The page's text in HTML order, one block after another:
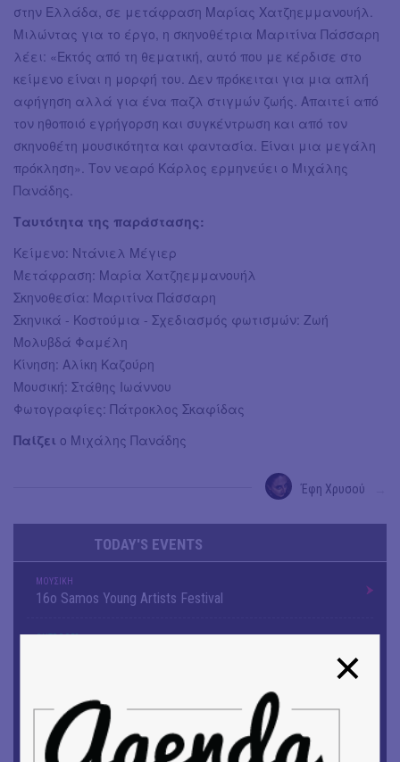
στην Ελλάδα, σε μετάφραση Μαρίας Χατζηεμμανουήλ.
Μιλώντας για το έργο, η σκηνοθέτρια Μαριτίνα Πάσσαρη
λέει: «Εκτός από τη θεματική, αυτό που με κέρδισε στο
κείμενο είναι η μορφή του. Δεν πρόκειται για μια απλή
αφήγηση αλλά για ένα παζλ στιγμών ζωής. Απαιτεί από
τον ηθοποιό εγρήγορση και συγκέντρωση και από τον
σκηνοθέτη μουσικότητα και φαντασία. Είναι μια μεγάλη
πρόκληση». Τον νεαρό Κάρλος ερμηνεύει ο Μιχάλης
Πανάδης.
Ταυτότητα της παράστασης:
Κείμενο: Ντάνιελ Μέγιερ
Μετάφραση: Μαρία Χατζηεμμανουήλ
Σκηνοθεσία: Μαριτίνα Πάσσαρη
Σκηνικά - Κοστούμια - Σχεδιασμός φωτισμών: Ζωή
Μολυβδά Φαμέλη
Κίνηση: Αλίκη Καζούρη
Μουσική: Στάθης Ιωάννου
Φωτογραφίες: Πάτροκλος Σκαφίδας
Παίζει ο Μιχάλης Πανάδης
Έφη Χρυσού
TODAY'S EVENTS
ΜΟΥΣΙΚΗ
16o Samos Young Artists Festival
OUTDΟORS
«ΑΗ ΛΑΟΣ» | Ένα σκηνικό ρέκβιεμ για την ήττα ενός
λαού